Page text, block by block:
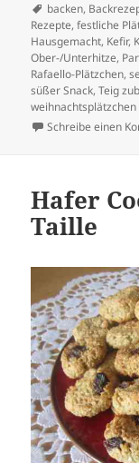
Schlagwörter
backen,
Rezepte,festliche
Hausgemacht, Kefir,
Ober-/Unterhitze,
Rafaello-Plätzchen,
süßer Snack,Teig
weihnachtsplätzchen
Schreibe einen
Hafer
Taille